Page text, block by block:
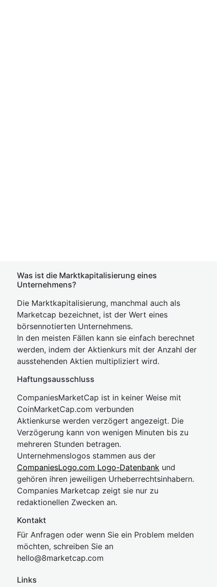
Was ist die Marktkapitalisierung eines
Unternehmens?
Die Marktkapitalisierung, manchmal auch als
Marketcap bezeichnet, ist der Wert eines
börsennotierten Unternehmens.
In den meisten Fällen kann sie einfach berechnet
werden, indem der Aktienkurs mit der Anzahl der
ausstehenden Aktien multipliziert wird.
Haftungsausschluss
CompaniesMarketCap ist in keiner Weise mit
CoinMarketCap.com verbunden
Aktienkurse werden verzögert angezeigt. Die
Verzögerung kann von wenigen Minuten bis zu
mehreren Stunden betragen.
Unternehmenslogos stammen aus der
CompaniesLogo.com Logo-Datenbank und
gehören ihren jeweiligen Urheberrechtsinhabern.
Companies Marketcap zeigt sie nur zu
redaktionellen Zwecken an.
Kontakt
Für Anfragen oder wenn Sie ein Problem melden
möchten, schreiben Sie an
hello@8marketcap.com
Links